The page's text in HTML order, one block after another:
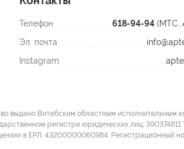
Телефон 618-94-94 (МТС,
Эл. почта
Instagram
выдано Витебским областным
регистре юридических лиц: 390374811
в ЕРЛ: 43200000060984. Регистрационный